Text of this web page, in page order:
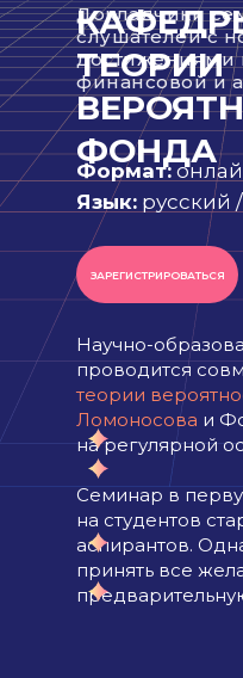
Докладчики
слушателей с
достижениями
финансовой и
ТЕОРИИ
ФОНДА
Научно-
проводится
теории
Ломоносова и
на регулярной
Семинар в
на студентов
аспирантов.
принять все
ЗАРЕГИСТРИРОВАТЬСЯ
Формат:
Язык: русский